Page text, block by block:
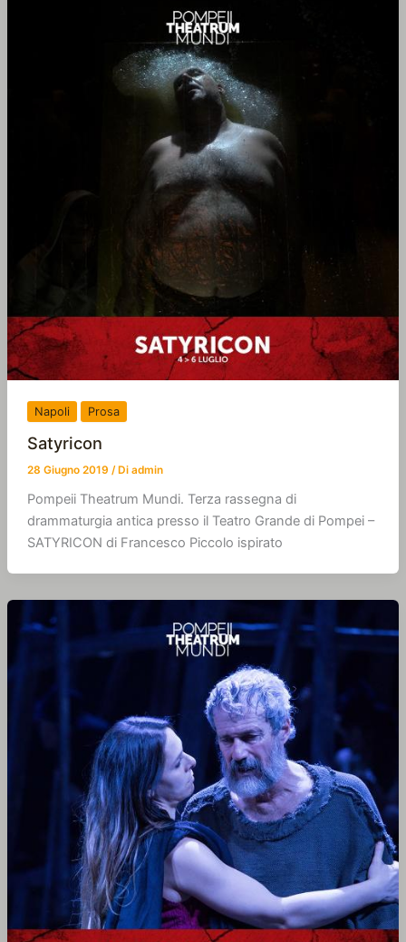
Napoli Prosa
Satyricon
28 Giugno 2019 / Di admin
Pompeii Theatrum Mundi. Terza rassegna di
drammaturgia antica presso il Teatro Grande di Pompei –
SATYRICON di Francesco Piccolo ispirato